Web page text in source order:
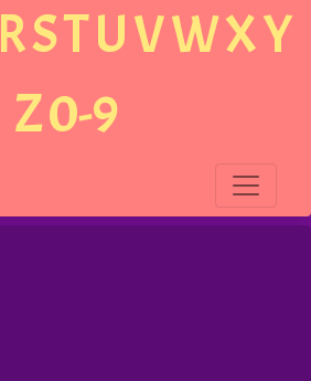
RSTUVWXY
Z0-9